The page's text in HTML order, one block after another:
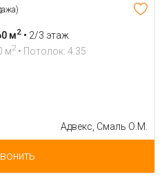
м2 • 2/3 этаж
м2 • Потолок: 4.35
Адвекс, Смаль О.М.